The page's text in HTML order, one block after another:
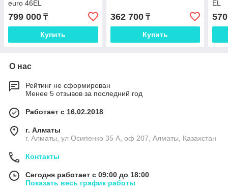
euro 46EL
799 000 ₸
Купить
362 700₸
Купить
EL
О нас
Рейтинг не сформирован
Менее 5 отзывов за последний год
Работает с 16.02.2018
г. Алматы
г. Алматы, ул Осипенко 35 А, оф 207, Алматы, Казахстан
Контакты
Сегодня работает с 09:00 до 18:00
Показать весь график работы